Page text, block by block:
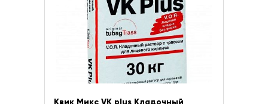
Квик Микс VK plus Кладочный